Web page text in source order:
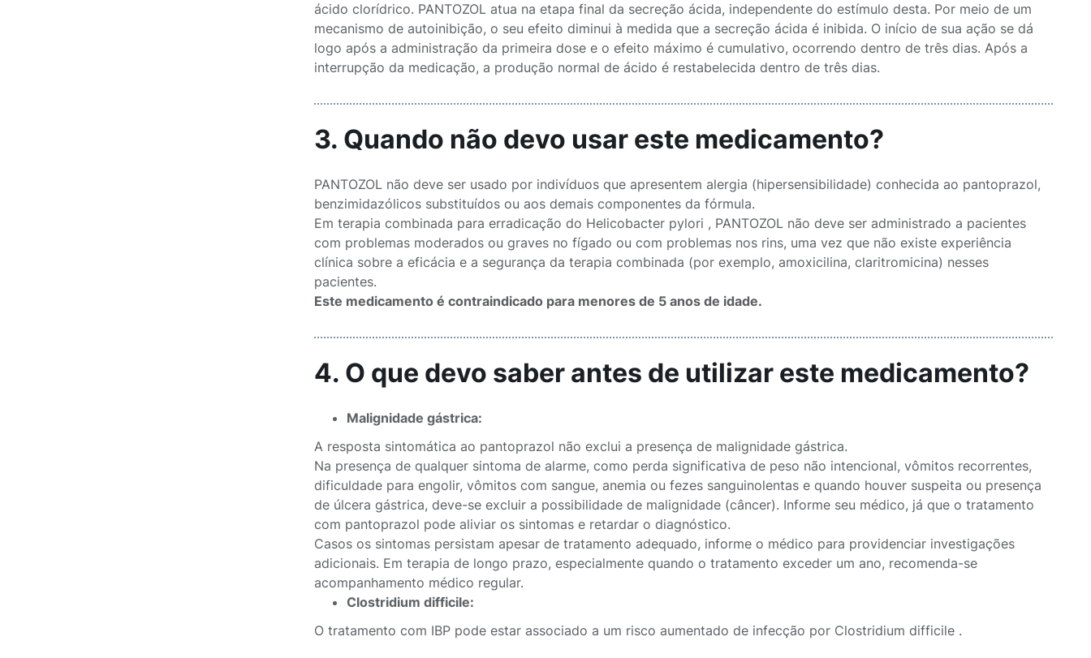
ácido clorídrico. PANTOZOL atua na etapa final da secreção ácida, independente do estímulo desta. Por meio de um
mecanismo de autoinibição, o seu efeito diminui à medida que a secreção ácida é inibida. O início de sua ação se dá
logo após a administração da primeira dose e o efeito máximo é cumulativo, ocorrendo dentro de três dias. Após a
interrupção da medicação, a produção normal de ácido é restabelecida dentro de três dias.
3. Quando não devo usar este medicamento?
PANTOZOL não deve ser usado por indivíduos que apresentem alergia (hipersensibilidade) conhecida ao pantoprazol,
benzimidazólicos substituídos ou aos demais componentes da fórmula.
Em terapia combinada para erradicação do Helicobacter pylori , PANTOZOL não deve ser administrado a pacientes
com problemas moderados ou graves no fígado ou com problemas nos rins, uma vez que não existe experiência
clínica sobre a eficácia e a segurança da terapia combinada (por exemplo, amoxicilina, claritromicina) nesses
pacientes.
Este medicamento é contraindicado para menores de 5 anos de idade.
4. O que devo saber antes de utilizar este medicamento?
Malignidade gástrica:
A resposta sintomática ao pantoprazol não exclui a presença de malignidade gástrica.
Na presença de qualquer sintoma de alarme, como perda significativa de peso não intencional, vômitos recorrentes,
dificuldade para engolir, vômitos com sangue, anemia ou fezes sanguinolentas e quando houver suspeita ou presença
de úlcera gástrica, deve-se excluir a possibilidade de malignidade (câncer). Informe seu médico, já que o tratamento
com pantoprazol pode aliviar os sintomas e retardar o diagnóstico.
Casos os sintomas persistam apesar de tratamento adequado, informe o médico para providenciar investigações
adicionais. Em terapia de longo prazo, especialmente quando o tratamento exceder um ano, recomenda-se
acompanhamento médico regular.
Clostridium difficile:
O tratamento com IBP pode estar associado a um risco aumentado de infecção por Clostridium difficile .